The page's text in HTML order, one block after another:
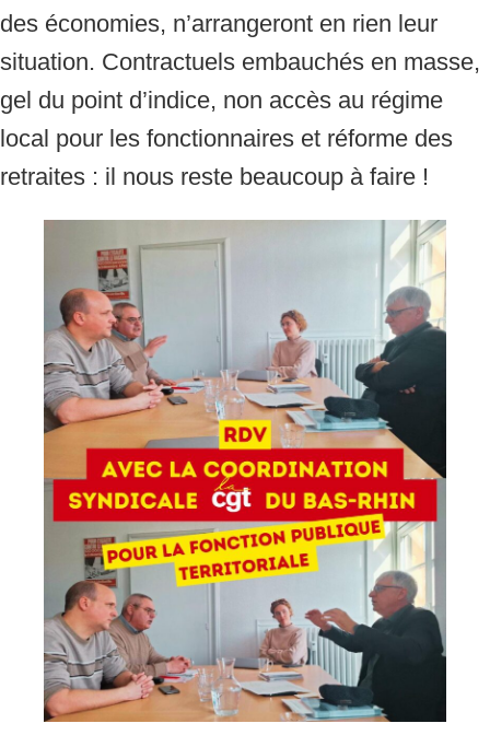
des économies, n’arrangeront en rien leur
situation. Contractuels embauchés en masse,
gel du point d’indice, non accès au régime
local pour les fonctionnaires et réforme des
retraites : il nous reste beaucoup à faire !